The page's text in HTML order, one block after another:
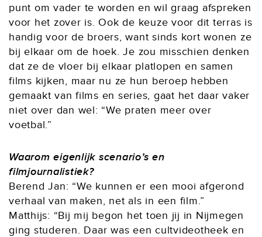
punt om vader te worden en wil graag afspreken
voor het zover is. Ook de keuze voor dit terras is
handig voor de broers, want sinds kort wonen ze
bij elkaar om de hoek. Je zou misschien denken
dat ze de vloer bij elkaar platlopen en samen
films kijken, maar nu ze hun beroep hebben
gemaakt van films en series, gaat het daar vaker
niet over dan wel: “We praten meer over
voetbal.”
Waarom eigenlijk scenario’s en
filmjournalistiek?
Berend Jan: “We kunnen er een mooi afgerond
verhaal van maken, net als in een film.”
Matthijs: “Bij mij begon het toen jij in Nijmegen
ging studeren. Daar was een cultvideotheek en